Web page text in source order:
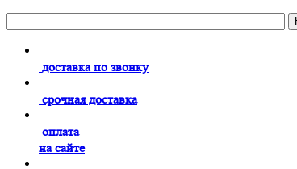
доставка по звонку
срочная доставка
оплата
на сайте